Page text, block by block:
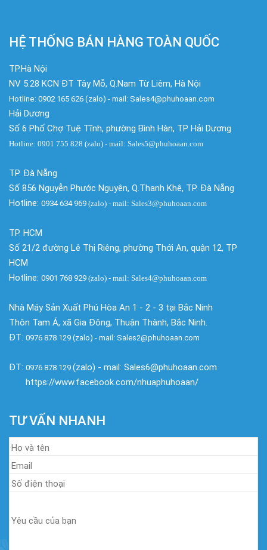
HỆ THỐNG BÁN HÀNG TOÀN QUỐC
TP.Hà Nội
NV 5.28 KCN ĐT Tây Mỗ, Q.Nam Từ Liêm, Hà Nội
Hotline: 0902 165 626 (zalo) - mail: Sales4@phuhoaan.com
Hải Dương
Số 6 Phố Chợ Tuệ Tĩnh, phường Bình Hàn, TP Hải Dương
Hotline: 0901 755 828 (zalo) - mail: Sales5@phuhoaan.com
TP. Đà Nẵng
Số 856 Nguyễn Phước Nguyên, Q.Thanh Khê, TP. Đà Nẵng
Hotline: 0934 634 969 (zalo) - mail: Sales3@phuhoaan.com
TP. HCM
Số 21/2 đường Lê Thị Riêng, phường Thới An, quận 12, TP
HCM
Hotline: 0901 768 929 (zalo) - mail: Sales4@phuhoaan.com
Nhà Máy Sản Xuất Phú Hòa An 1 - 2 - 3 tại Bắc Ninh
Thôn Tam Á, xã Gia Đông, Thuận Thành, Bắc Ninh.
ĐT: 0976 878 129 (zalo) - mail: Sales2@phuhoaan.com
ĐT: 0976 878 129 (zalo) - mail: Sales6@phuhoaan.com
https://www.facebook.com/nhuaphuhoaan/
TƯ VẤN NHANH